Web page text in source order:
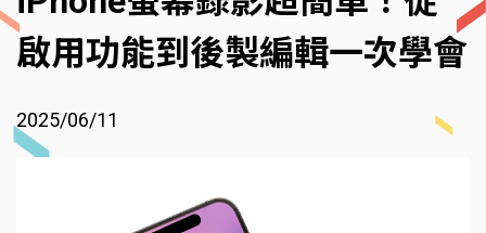
啟用功能到後製編輯一次學會
2025/06/11